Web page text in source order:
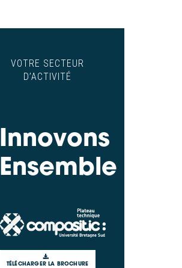
VOTRE SECTEUR
D’ACTIVITÉ
Innovons
Ensemble
TÉLÉCHARGER LA BROCHURE